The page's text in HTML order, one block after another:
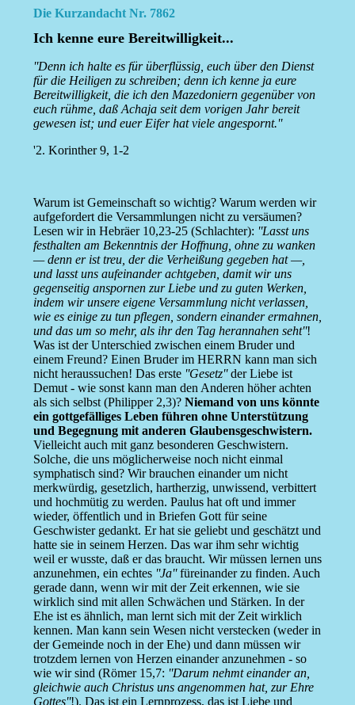
Die Kurzandacht Nr. 7862
Ich kenne eure Bereitwilligkeit...
''Denn ich halte es für überflüssig, euch über den Dienst
für die Heiligen zu schreiben; denn ich kenne ja eure
Bereitwilligkeit, die ich den Mazedoniern gegenüber von
euch rühme, daß Achaja seit dem vorigen Jahr bereit
gewesen ist; und euer Eifer hat viele angespornt.''
'2. Korinther 9, 1-2
Warum ist Gemeinschaft so wichtig? Warum werden wir
aufgefordert die Versammlungen nicht zu versäumen?
Lesen wir in Hebräer 10,23-25 (Schlachter): ''Lasst uns
festhalten am Bekenntnis der Hoffnung, ohne zu wanken
— denn er ist treu, der die Verheißung gegeben hat —,
und lasst uns aufeinander achtgeben, damit wir uns
gegenseitig anspornen zur Liebe und zu guten Werken,
indem wir unsere eigene Versammlung nicht verlassen,
wie es einige zu tun pflegen, sondern einander ermahnen,
und das um so mehr, als ihr den Tag herannahen seht''!
Was ist der Unterschied zwischen einem Bruder und
einem Freund? Einen Bruder im HERRN kann man sich
nicht heraussuchen! Das erste ''Gesetz''der Liebe ist
Demut - wie sonst kann man den Anderen höher achten
als sich selbst (Philipper 2,3)? Niemand von uns könnte
ein gottgefälliges Leben führen ohne Unterstützung
und Begegnung mit anderen Glaubensgeschwistern.
Vielleicht auch mit ganz besonderen Geschwistern.
Solche, die uns möglicherweise noch nicht einmal
symphatisch sind? Wir brauchen einander um nicht
merkwürdig, gesetzlich, hartherzig, unwissend, verbittert
und hochmütig zu werden. Paulus hat oft und immer
wieder, öffentlich und in Briefen Gott für seine
Geschwister gedankt. Er hat sie geliebt und geschätzt und
hatte sie in seinem Herzen. Das war ihm sehr wichtig
weil er wusste, daß er das braucht. Wir müssen lernen uns
anzunehmen, ein echtes ''Ja''füreinander zu finden. Auch
gerade dann, wenn wir mit der Zeit erkennen, wie sie
wirklich sind mit allen Schwächen und Stärken. In der
Ehe ist es ähnlich, man lernt sich mit der Zeit wirklich
kennen. Man kann sein Wesen nicht verstecken (weder in
der Gemeinde noch in der Ehe) und dann müssen wir
trotzdem lernen von Herzen einander anzunehmen - so
wie wir sind (Römer 15,7: ''Darum nehmt einander an,
gleichwie auch Christus uns angenommen hat, zur Ehre
Gottes''!). Das ist ein Lernprozess, das ist Liebe und